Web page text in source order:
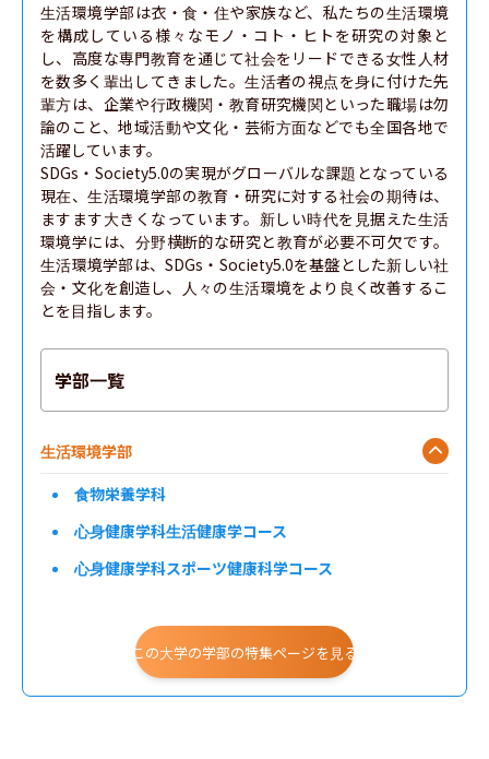
生活環境学部は衣・食・住や家族など、私たちの生活環境
を構成している様々なモノ・コト・ヒトを研究の対象と
し、高度な専門教育を通じて社会をリードできる女性人材
を数多く輩出してきました。生活者の視点を身に付けた先
輩方は、企業や行政機関・教育研究機関といった職場は勿
論のこと、地域活動や文化・芸術方面などでも全国各地で
活躍しています。
SDGs・Society5.0の実現がグローバルな課題となっている
現在、生活環境学部の教育・研究に対する社会の期待は、
ますます大きくなっています。新しい時代を見据えた生活
環境学には、分野横断的な研究と教育が必要不可欠です。
生活環境学部は、SDGs・Society5.0を基盤とした新しい社
会・文化を創造し、人々の生活環境をより良く改善するこ
とを目指します。
学部一覧
生活環境学部
食物栄養学科
心身健康学科生活健康学コース
心身健康学科スポーツ健康科学コース
住環境学科
文化情報学科生活文化学コース
この大学の学部の特集ページを見る